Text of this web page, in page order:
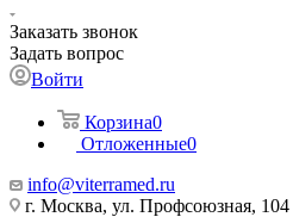
Заказать звонок
Задать вопрос
Войти
Корзина0
Отложенные0
info@viterramed.ru
г. Москва, ул. Профсоюзная, 104